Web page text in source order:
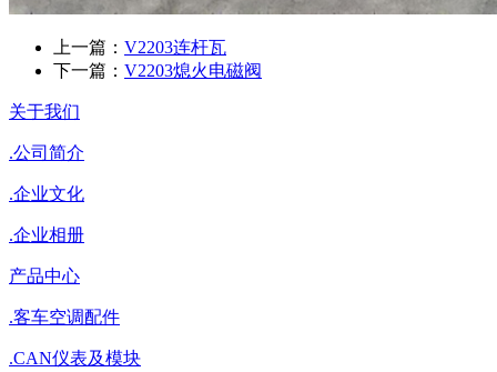
上一篇： V2203连杆瓦
下一篇： V2203熄火电磁阀
关于我们
.公司简介
.企业文化
.企业相册
产品中心
.客车空调配件
.CAN仪表及模块